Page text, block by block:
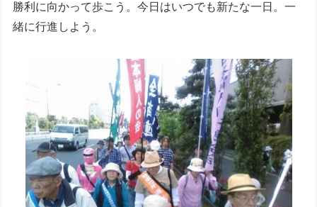
勝利に向かって歩こう。今日はいつでも新たな一日。一
緒に行進しよう。